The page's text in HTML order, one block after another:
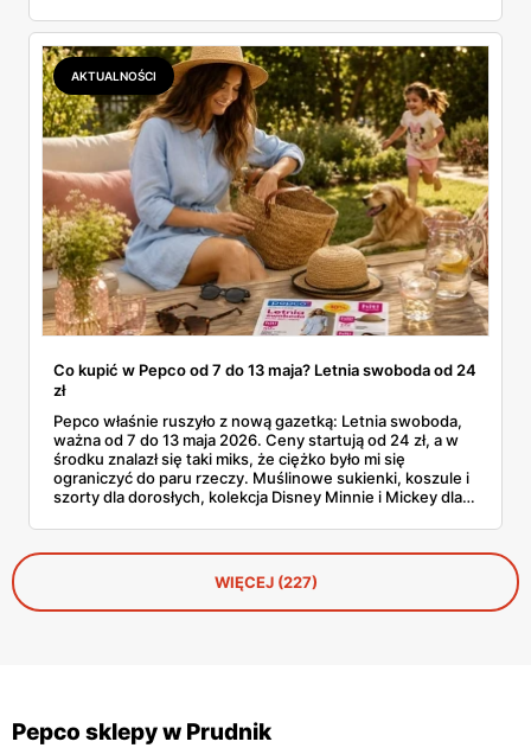
Zebrałam to, co naprawdę warto rozważyć na ten sezon
— dla czworonoga w domu i dla całej rodziny nad wodą.
AKTUALNOŚCI
Co kupić w Pepco od 7 do 13 maja? Letnia swoboda od 24
zł
Pepco właśnie ruszyło z nową gazetką: Letnia swoboda,
ważna od 7 do 13 maja 2026. Ceny startują od 24 zł, a w
środku znalazł się taki miks, że ciężko było mi się
ograniczyć do paru rzeczy. Muślinowe sukienki, koszule i
szorty dla dorosłych, kolekcja Disney Minnie i Mickey dla
zabawki, akcesoria dla zwierząt i tarasowe drobiazgi w
wisienki. Przejrzałam stronę po stronie i wyłuskałam to, na
co szkoda przejść obojętnie. Z aplikacją Pepco można
dodatkowo odbić 10% u kasy.WIĘCEJ (227)
Pepco sklepy w Prudnik